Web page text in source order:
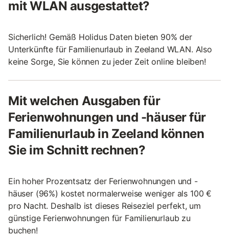
mit WLAN ausgestattet?
Sicherlich! Gemäß Holidus Daten bieten 90% der
Unterkünfte für Familienurlaub in Zeeland WLAN. Also
keine Sorge, Sie können zu jeder Zeit online bleiben!
Mit welchen Ausgaben für
Ferienwohnungen und -häuser für
Familienurlaub in Zeeland können
Sie im Schnitt rechnen?
Ein hoher Prozentsatz der Ferienwohnungen und -
häuser (96%) kostet normalerweise weniger als 100 €
pro Nacht. Deshalb ist dieses Reiseziel perfekt, um
günstige Ferienwohnungen für Familienurlaub zu
buchen!